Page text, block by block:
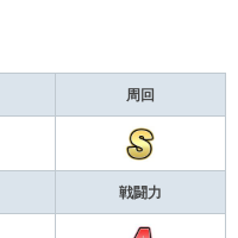
周回
戦闘力